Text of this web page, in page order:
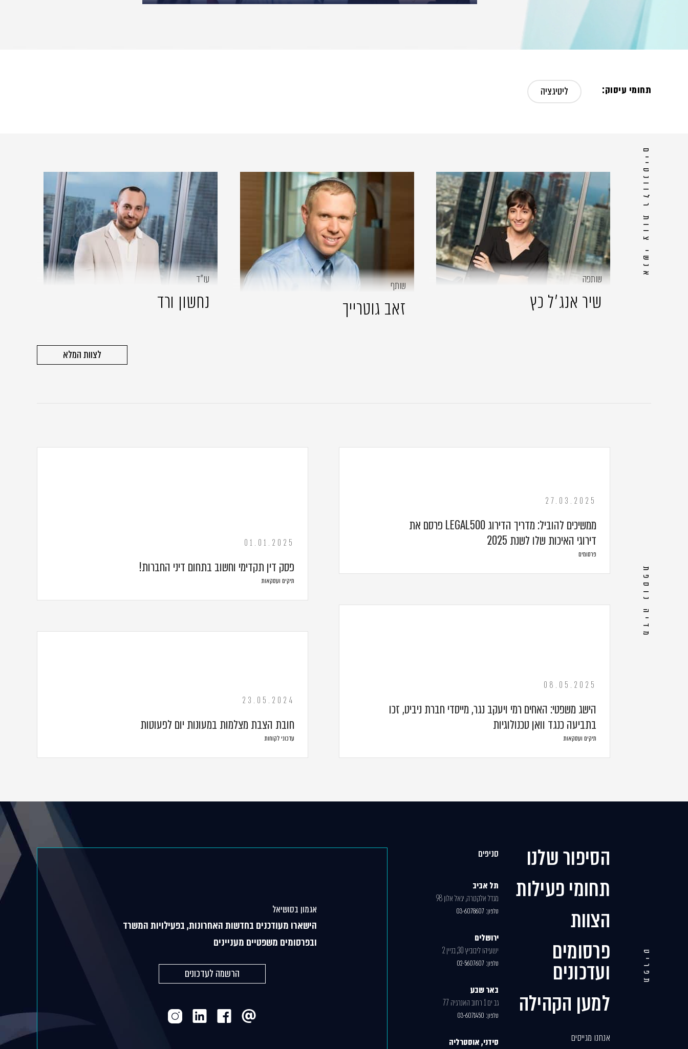
תחומי עיסוק: ליטיגציה
אנשי צוות רלוונטיים
שותפה
שיר אנג׳ל כץ
שותף
זאב גוטרייך
עו״ד
נחשון ורד
לצוות המלא
מדיה נוספת
27.03.2025
ממשיכים להוביל: מדריך הדירוג LEGAL500 פרסם את
דירוגי האיכות שלו לשנת 2025
פרסומים
01.01.2025
פסק דין תקדימי וחשוב בתחום דיני החברות!
תיקים ועסקאות
08.05.2025
הישג משפטי: האחים רמי ויעקב נגר, מייסדי חברת ניביט, זכו
בתביעה כנגד וואן טכנולוגיות
תיקים ועסקאות
23.05.2024
חובת הצבת מצלמות במעונות יום לפעוטות
עדכוני לקוחות
תפריט
הסיפור שלנו
תחומי פעילות
הצוות
פרסומים
ועדכונים
למען הקהילה
אנחנו מגייסים
סניפים
תל אביב
מגדל אלקטרה, יגאל אלון 98
טלפון: 03-6078607
ירושלים
ישעיהו ליבוביץ 30, בניין 2
טלפון: 02-5607607
באר שבע
גב ים 1 רחוב האנרגיה 77
טלפון: 03-6071450
סידני, אוסטרליה
אגמון בסושיאל
הישארו מעודכנים בחדשות האחרונות, בפעילויות המשרד
ובפרסומים משפטיים מעניינים
הרשמה לעדכונים